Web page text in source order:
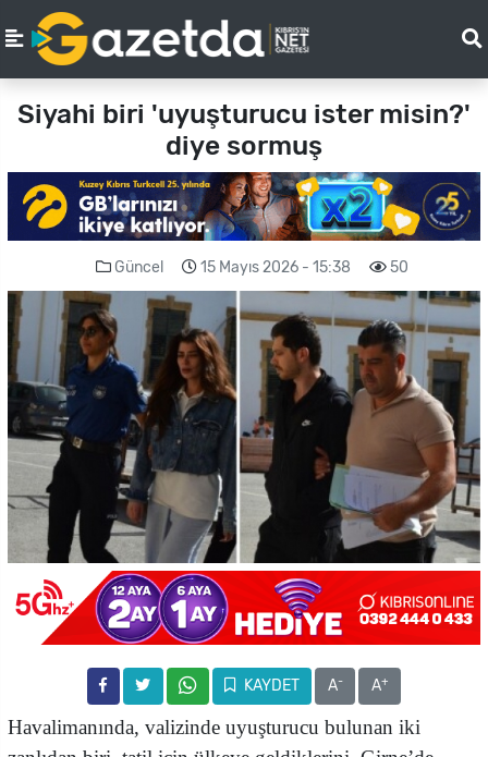
Siyahi biri 'uyuşturucu ister misin?'
diye sormuş
Güncel 15 Mayıs 2026 - 15:38 50
KAYDET A- A+
Havalimanında, valizinde uyuşturucu bulunan iki